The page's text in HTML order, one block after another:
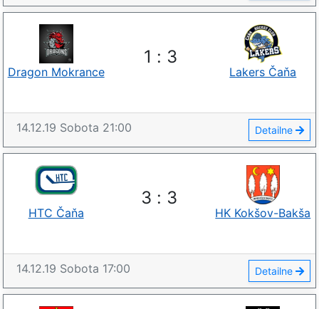
1 : 3
Dragon Mokrance Lakers Čaňa
14.12.19 Sobota 21:00 Detailne
3 : 3
HTC Čaňa HK Kokšov-Bakša
14.12.19 Sobota 17:00 Detailne